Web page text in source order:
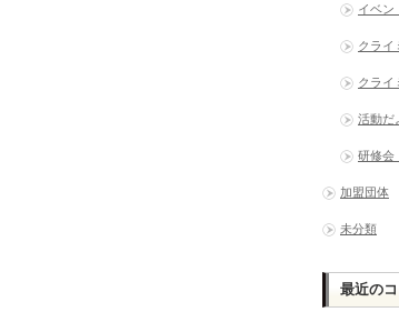
イベン
クライ
クライ
活動だ
研修会
加盟団体
未分類
最近の